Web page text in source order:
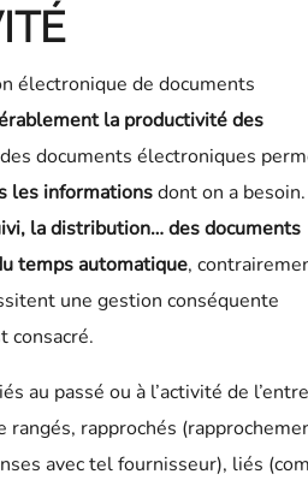
électronique de documents
la productivité des
documents électroniques
les informationsdont on a
la distribution… des documents
temps automatique,
une gestion conséquente
consacré.
au passé ou à l’activité de
rapprochés
avec tel fournisseur), liés